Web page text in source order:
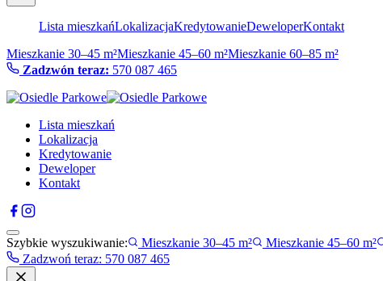
Lista mieszkańLokalizacjaKredytowanieDeweloperKontakt
Mieszkanie 30–45 m²Mieszkanie 45–60 m²Mieszkanie 60–85 m²
Zadzwón teraz: 570 087 465
Lista mieszkań
Lokalizacja
Kredytowanie
Deweloper
Kontakt
Szybkie wyszukiwanie: Mieszkanie 30–45 m² Mieszkanie 45–60 m²
Zadzwoń teraz: 570 087 465